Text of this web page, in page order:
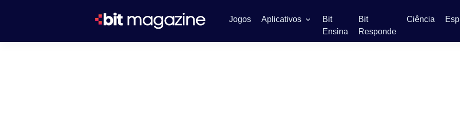
Jogos Aplicativos
Bit
Ensina
Bit
Responde
Ciência